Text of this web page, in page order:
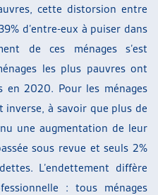
cette distorsion entre
d’entre-eux à puiser dans
de ces ménages s’est
les plus pauvres ont
en 2020. Pour les ménages
inverse, à savoir que plus de
une augmentation de leur
sous revue et seuls 2%
L’endettement diffère
: tous ménages